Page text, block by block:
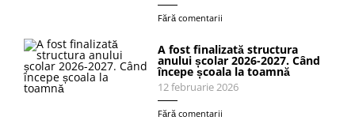
Fără comentarii
A fost finalizată structura
anului școlar 2026-2027. Când
începe școala la toamnă
12 februarie 2026
Fără comentarii